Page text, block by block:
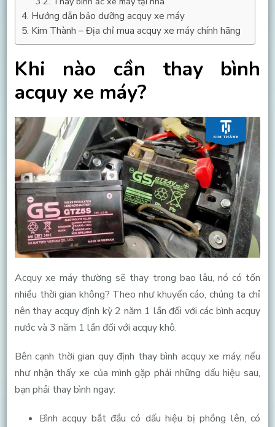
Hướng dẫn bảo dưỡng acquy xe máy
Kim Thành – Địa chỉ mua acquy xe máy chính hãng
Khi nào cần thay bình
acquy xe máy?
Acquy xe máy thường sẽ thay trong bao lâu, nó có tốn
nhiều thời gian không? Theo như khuyến cáo, chúng ta chỉ
nên thay acquy định kỳ 2 năm 1 lần đối với các bình acquy
nước và 3 năm 1 lần đối với acquy khô.
Bên cạnh thời gian quy định thay bình acquy xe máy, nếu
như nhận thấy xe của mình gặp phải những dấu hiệu sau,
bạn phải thay bình ngay:
Bình acquy bắt đầu có dấu hiệu bị phồng lên, có